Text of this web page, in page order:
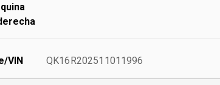
VIN QK16R202511011996